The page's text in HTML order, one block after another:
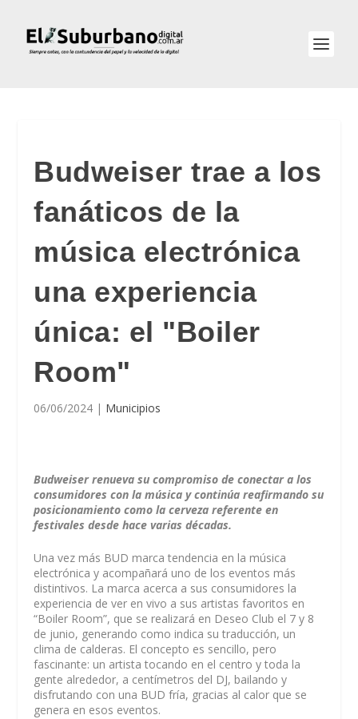
Budweiser trae a los
fanáticos de la
música electrónica
una experiencia
única: el "Boiler
Room"
06/06/2024 | Municipios
Budweiser renueva su compromiso de conectar a los
consumidores con la música y continúa reafirmando su
posicionamiento como la cerveza referente en
festivales desde hace varias décadas.
Una vez más BUD marca tendencia en la música
electrónica y acompañará uno de los eventos más
distintivos. La marca acerca a sus consumidores la
experiencia de ver en vivo a sus artistas favoritos en
“Boiler Room”, que se realizará en Deseo Club el 7 y 8
de junio, generando como indica su traducción, un
clima de calderas. El concepto es sencillo, pero
fascinante: un artista tocando en el centro y toda la
gente alrededor, a centímetros del DJ, bailando y
disfrutando con una BUD fría, gracias al calor que se
genera en esos eventos.